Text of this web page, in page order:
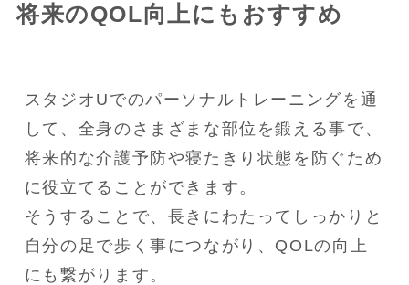
将来のQOL向上にもおすすめ
スタジオUでのパーソナルトレーニングを通
して、全身のさまざまな部位を鍛える事で、
将来的な介護予防や寝たきり状態を防ぐため
に役立てることができます。
そうすることで、長きにわたってしっかりと
自分の足で歩く事につながり、QOLの向上
にも繋がります。